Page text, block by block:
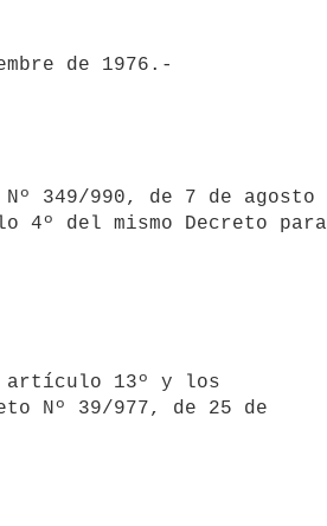
del mismo Decreto para
Nº 39/977, de 25 de